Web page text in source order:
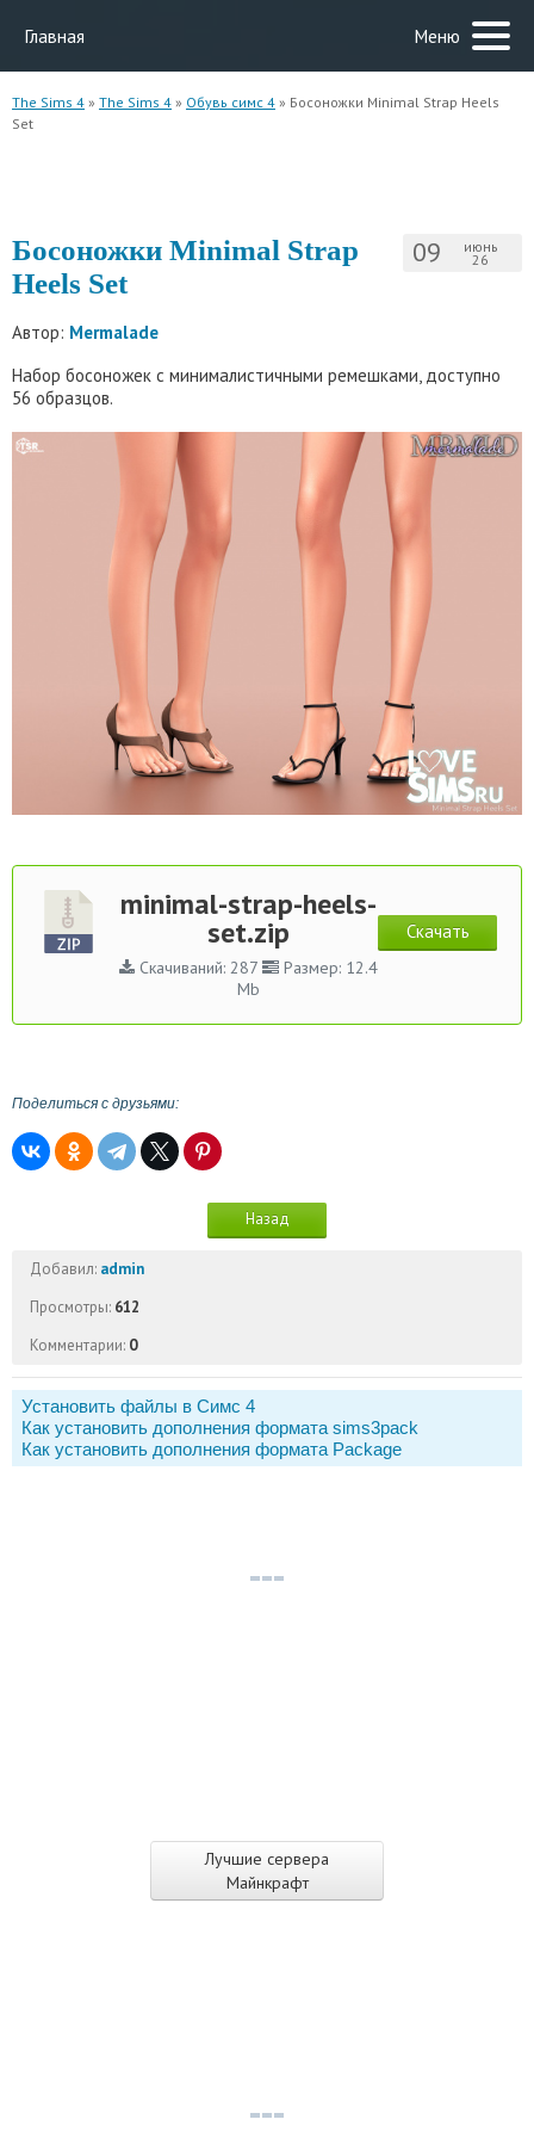
Главная Меню
Лучшие сервера
Майнкрафт
The Sims 4 » The Sims 4 » Обувь симс 4 » Босоножки Minimal Strap Heels
Set
09 июнь
26
Босоножки Minimal Strap
Heels Set
Автор: Mermalade
Набор босоножек с минималистичными ремешками, доступно
56 образцов.
minimal-strap-heels-
set.zip
Скачиваний: 287
Размер: 12.4
Mb
Скачать
Поделиться с друзьями:
Назад
Добавил: admin
Просмотры: 612
Комментарии: 0
Установить файлы в Симс 4
Как установить дополнения формата sims3pack
Как установить дополнения формата Package